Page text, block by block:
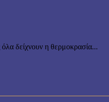
δείχνουν η θερμοκρασία...